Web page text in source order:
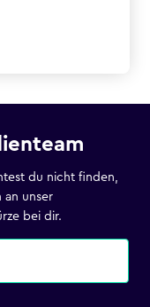
du nicht finden,
an unser
bei dir.